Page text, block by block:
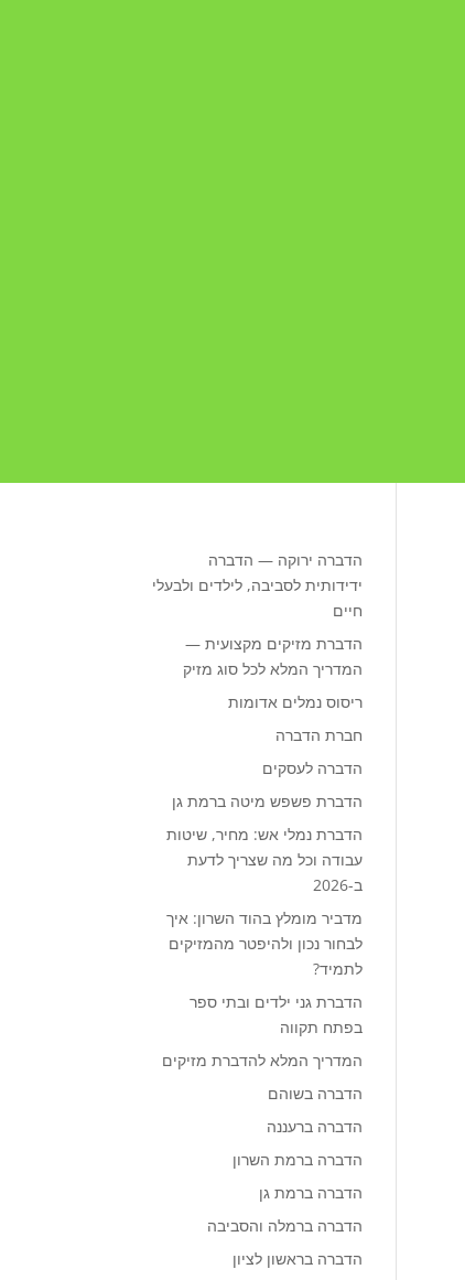
הדברה ירוקה — הדברה
ידידותית לסביבה, לילדים ולבעלי
חיים
הדברת מזיקים מקצועית —
המדריך המלא לכל סוג מזיק
ריסוס נמלים אדומות
חברת הדברה
הדברה לעסקים
הדברת פשפש מיטה ברמת גן
הדברת נמלי אש: מחיר, שיטות
עבודה וכל מה שצריך לדעת
ב-2026
מדביר מומלץ בהוד השרון: איך
לבחור נכון ולהיפטר מהמזיקים
לתמיד?
הדברת גני ילדים ובתי ספר
בפתח תקווה
המדריך המלא להדברת מזיקים
הדברה בשוהם
הדברה ברעננה
הדברה ברמת השרון
הדברה ברמת גן
הדברה ברמלה והסביבה
הדברה בראשון לציון